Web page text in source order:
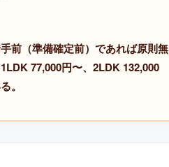
前（準備確定前）であれば原則無
77,000円〜、2LDK 132,000
。